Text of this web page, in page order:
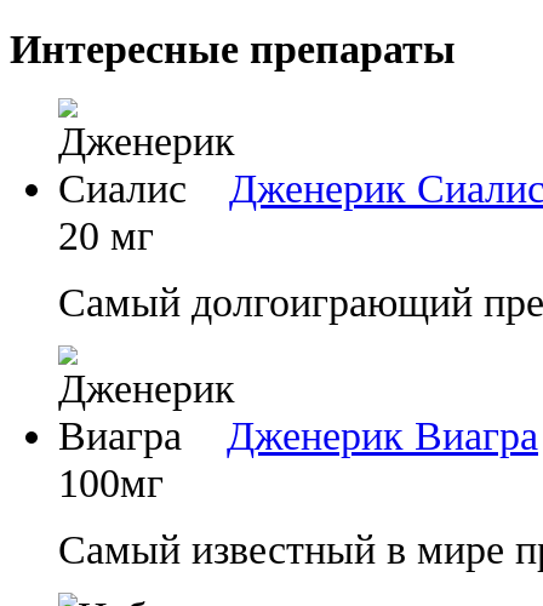
Интересные препараты
Дженерик
20 мг
Самый долгоиграющий
Дженерик Виагра
100мг
Самый известный в мире